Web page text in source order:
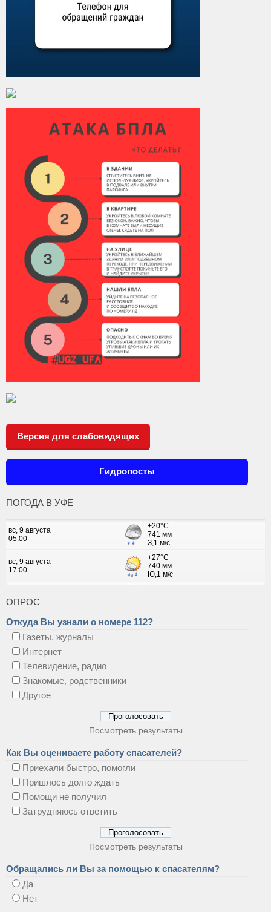
Версия для слабовидящих
Гидропосты
ПОГОДА В УФЕ
ОПРОС
Откуда Вы узнали о номере 112?
Газеты, журналы
Интернет
Телевидение, радио
Знакомые, родственники
Другое
Посмотреть результаты
Как Вы оцениваете работу спасателей?
Приехали быстро, помогли
Пришлось долго ждать
Помощи не получил
Затрудняюсь ответить
Посмотреть результаты
Обращались ли Вы за помощью к спасателям?
Да
Нет